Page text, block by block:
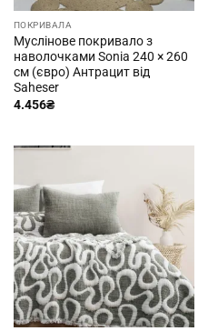
ПОКРИВАЛА
Муслінове покривало з
наволочками Sonia 240 × 260
см (євро) Антрацит від
Saheser
4.456₴